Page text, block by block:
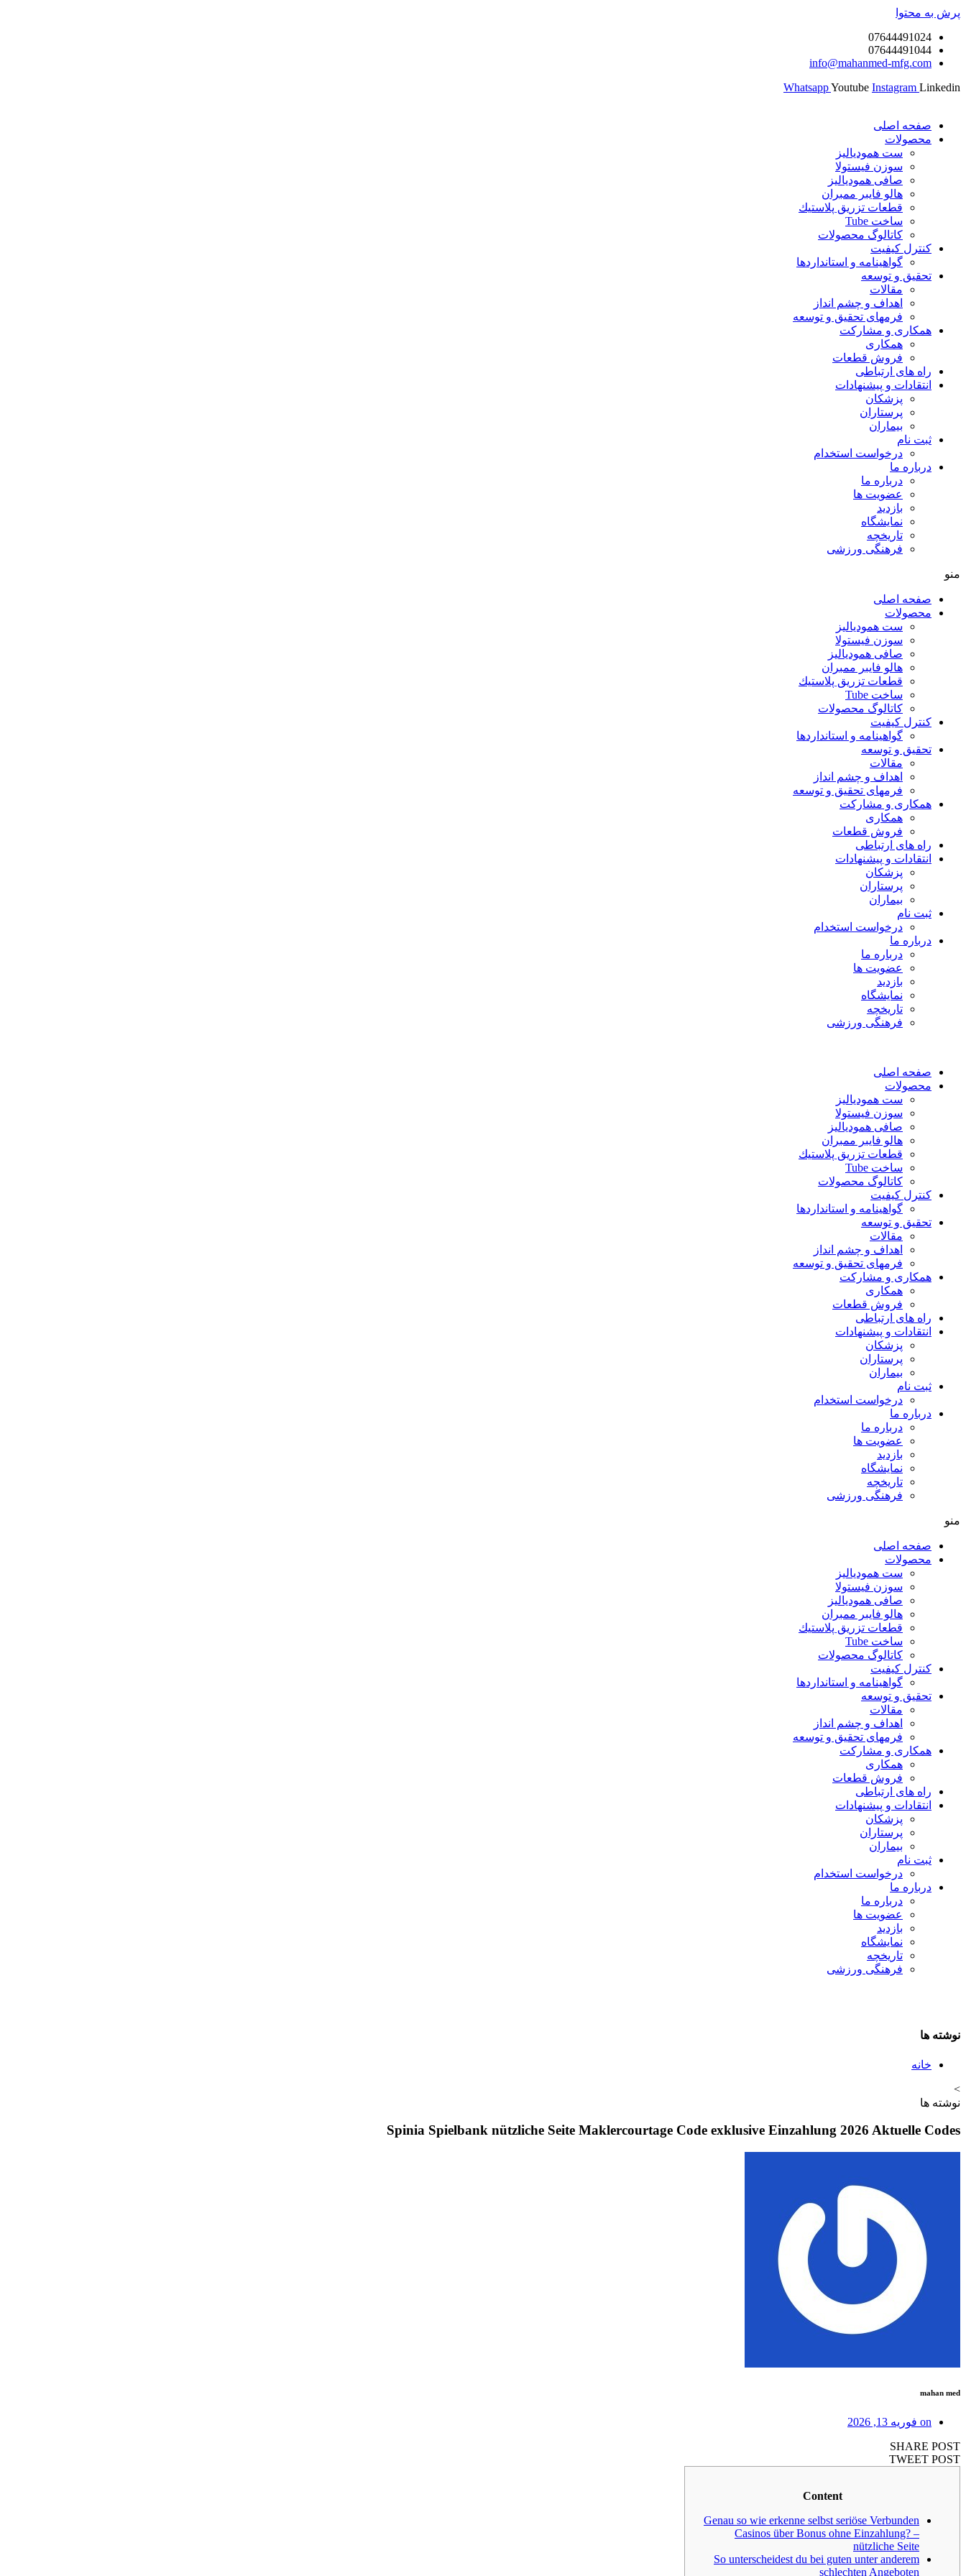
پرش به محتوا
07644491024
07644491044
info@mahanmed-mfg.com
WhatsappYoutube Instagram Linkedin
صفحه اصلی
محصولات
ست همودیالیز
سوزن فیستولا
صافی همودیالیز
هالو فایبر ممبران
قطعات تزريق پلاستيك
ساخت Tube
کاتالوگ محصولات
کنترل کیفیت
گواهينامه و استانداردها
تحقيق و توسعه
مقالات
اهداف و چشم انداز
فرمهای تحقیق و توسعه
همکاری و مشارکت
همکاری
فروش قطعات
راه های ارتباطی
انتقادات و پيشنهادات
پزشكان
پرستاران
بيماران
ثبت نام
درخواست استخدام
درباره ما
درباره ما
عضویت ها
بازدید
نمایشگاه
تاريخچه
فرهنگی ورزشی
منو
صفحه اصلی
محصولات
ست همودیالیز
سوزن فیستولا
صافی همودیالیز
هالو فایبر ممبران
قطعات تزريق پلاستيك
ساخت Tube
کاتالوگ محصولات
کنترل کیفیت
گواهينامه و استانداردها
تحقيق و توسعه
مقالات
اهداف و چشم انداز
فرمهای تحقیق و توسعه
همکاری و مشارکت
همکاری
فروش قطعات
راه های ارتباطی
انتقادات و پيشنهادات
پزشكان
پرستاران
بيماران
ثبت نام
درخواست استخدام
درباره ما
درباره ما
عضویت ها
بازدید
نمایشگاه
تاريخچه
فرهنگی ورزشی
صفحه اصلی
محصولات
ست همودیالیز
سوزن فیستولا
صافی همودیالیز
هالو فایبر ممبران
قطعات تزريق پلاستيك
ساخت Tube
کاتالوگ محصولات
کنترل کیفیت
گواهينامه و استانداردها
تحقيق و توسعه
مقالات
اهداف و چشم انداز
فرمهای تحقیق و توسعه
همکاری و مشارکت
همکاری
فروش قطعات
راه های ارتباطی
انتقادات و پيشنهادات
پزشكان
پرستاران
بيماران
ثبت نام
درخواست استخدام
درباره ما
درباره ما
عضویت ها
بازدید
نمایشگاه
تاريخچه
فرهنگی ورزشی
منو
صفحه اصلی
محصولات
ست همودیالیز
سوزن فیستولا
صافی همودیالیز
هالو فایبر ممبران
قطعات تزريق پلاستيك
ساخت Tube
کاتالوگ محصولات
کنترل کیفیت
گواهينامه و استانداردها
تحقيق و توسعه
مقالات
اهداف و چشم انداز
فرمهای تحقیق و توسعه
همکاری و مشارکت
همکاری
فروش قطعات
راه های ارتباطی
انتقادات و پيشنهادات
پزشكان
پرستاران
بيماران
ثبت نام
درخواست استخدام
درباره ما
درباره ما
عضویت ها
بازدید
نمایشگاه
تاريخچه
فرهنگی ورزشی
نوشته ها
خانه
>
نوشته ها
Spinia Spielbank nützliche Seite Maklercourtage Code exklusive Einzahlung 2026 Aktuelle Codes
mahan med
on فوریه 13, 2026
SHARE POST
TWEET POST
Content
Genau so wie erkenne selbst seriöse Verbunden
Casinos über Bonus ohne Einzahlung? –
nützliche Seite
So unterscheidest du bei guten unter anderem
schlechten Angeboten